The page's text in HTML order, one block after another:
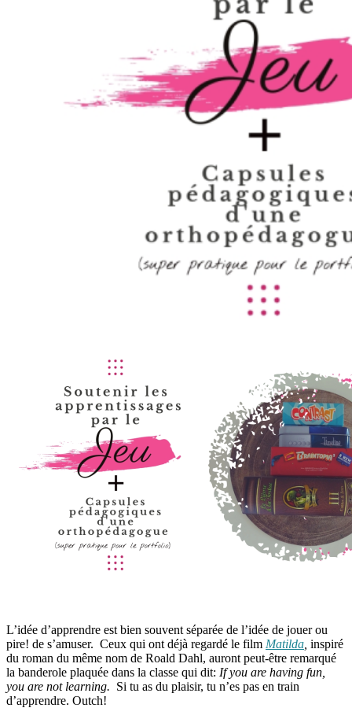
L’idée d’apprendre est bien souvent séparée de l’idée de jouer ou
pire! de s’amuser. Ceux qui ont déjà regardé le film Matilda inspiré
du roman du même nom de Roald Dahl, auront peut-être remarqué
la banderole plaquée dans la classe qui dit: If you are having fun,
you are not learning. Si tu as du plaisir, tu n’es pas en train
d’apprendre. Outch!